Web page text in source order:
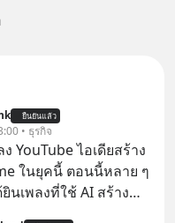
ยืนยันแล้ว
• ธุรกิจ
YouTube ไอเดียสร้าง
ในยุคนี้ ตอนนี้หลาย ๆ
นเพลงที่ใช้ AI สร้าง